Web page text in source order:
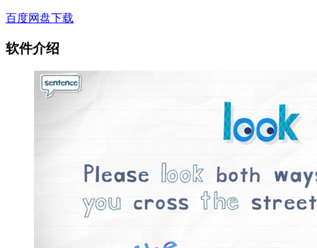
百度网盘下载
软件介绍